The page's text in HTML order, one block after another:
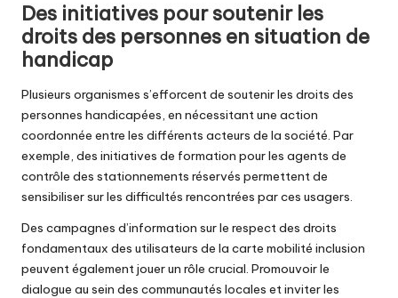
Des initiatives pour soutenir les
droits des personnes en situation de
handicap
Plusieurs organismes s’efforcent de soutenir les droits des
personnes handicapées, en nécessitant une action
coordonnée entre les différents acteurs de la société. Par
exemple, des initiatives de formation pour les agents de
contrôle des stationnements réservés permettent de
sensibiliser sur les difficultés rencontrées par ces usagers.
Des campagnes d’information sur le respect des droits
fondamentaux des utilisateurs de la carte mobilité inclusion
peuvent également jouer un rôle crucial. Promouvoir le
dialogue au sein des communautés locales et inviter les